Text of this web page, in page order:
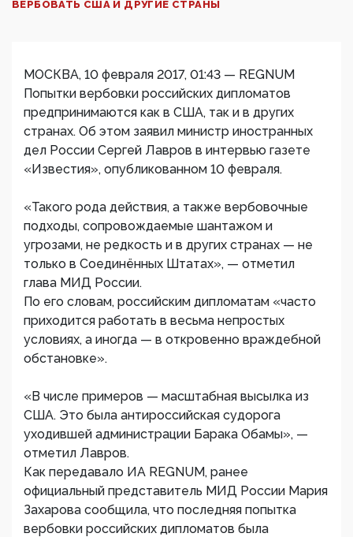
ВЕРБОВАТЬ США И ДРУГИЕ СТРАНЫ
МОСКВА, 10 февраля 2017, 01:43 — REGNUM
Попытки вербовки российских дипломатов
предпринимаются как в США, так и в других
странах. Об этом заявил министр иностранных
дел России Сергей Лавров в интервью газете
«Известия», опубликованном 10 февраля.
«Такого рода действия, а также вербовочные
подходы, сопровождаемые шантажом и
угрозами, не редкость и в других странах — не
только в Соединённых Штатах», — отметил
глава МИД России.
По его словам, российским дипломатам «часто
приходится работать в весьма непростых
условиях, а иногда — в откровенно враждебной
обстановке».
«В числе примеров — масштабная высылка из
США. Это была антироссийская судорога
уходившей администрации Барака Обамы», —
отметил Лавров.
Как передавало ИА REGNUM, ранее
официальный представитель МИД России Мария
Захарова сообщила, что последняя попытка
вербовки российских дипломатов была